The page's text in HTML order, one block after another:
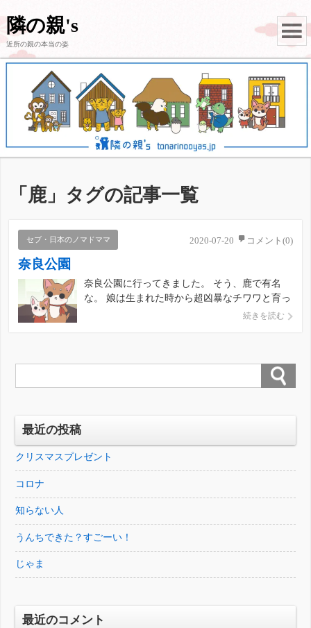
隣の親's
近所の親の本当の姿
「 鹿」タグの記事一覧
セブ・日本のノマドママ 2020-07-20 コメント(0)
奈良公園
奈良公園に行ってきました。 そう、鹿で有名
な。 娘は生まれた時から超凶暴なチワワと育っ
ているからか、動物をほとんど怖がりません。
続きを読む
最近の投稿
クリスマスプレゼント
コロナ
知らない人
うんちできた？すごーい！
じゃま
最近のコメント